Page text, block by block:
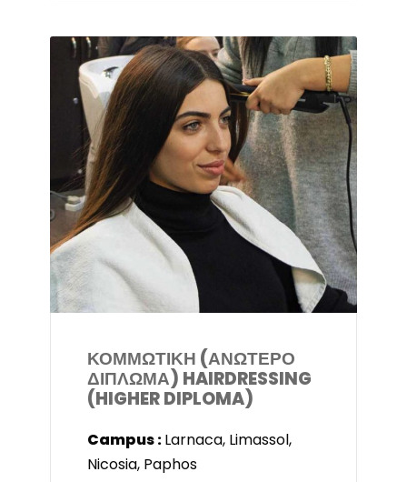
ΚΟΜΜΩΤΙΚΗ (ΑΝΩΤΕΡΟ
ΔΙΠΛΩΜΑ) HAIRDRESSING
(HIGHER DIPLOMA)
Campus :Larnaca, Limassol,
Nicosia, Paphos